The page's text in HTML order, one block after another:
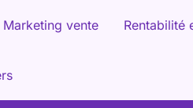
Marketing vente Rentabilité